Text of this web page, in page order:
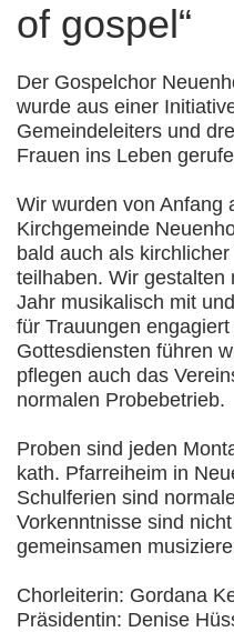
of gospel“
Der Gospelchor
wurde aus einer
Gemeindeleiters und
Frauen ins Leben
Wir wurden von Anfang
Kirchgemeinde
bald auch als
teilhaben. Wir gestalten
Jahr musikalisch mit
für Trauungen
Gottesdiensten führen
pflegen auch das
normalen Probebetrieb.
Proben sind jeden
kath. Pfarreiheim in
Schulferien sind
Vorkenntnisse sind
gemeinsamen
Chorleiterin: Gordana
Präsidentin: Denise